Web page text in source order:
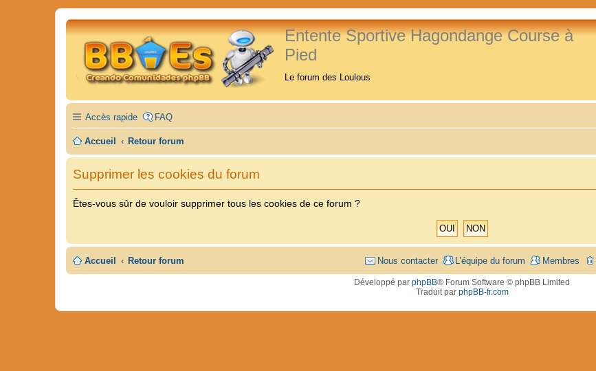
Entente Sportive Hagondange Course à
Pied
Le forum des Loulous
Accès rapide FAQ
Accueil Retour forum
Supprimer les cookies du forum
Êtes-vous sûr de vouloir supprimer tous les cookies de ce forum ?
Accueil Retour forum Membres
L’équipe du forum
Nous contacter
Développé par phpBB® Forum Software © phpBB Limited
Traduit par phpBB-fr.com